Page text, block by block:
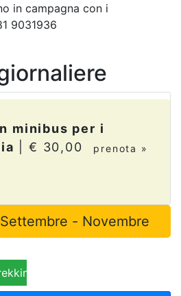
in campagna con i
9031936
minibus per i
| € 30,00 prenota »
per gruppi chiusi